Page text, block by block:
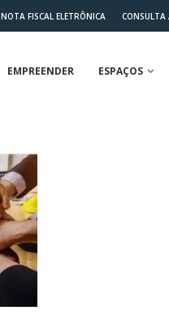
NOTA FISCAL ELETRÔNICA CONSULTA
EMPREENDER ESPAÇOS